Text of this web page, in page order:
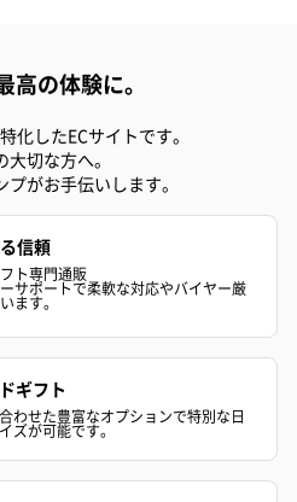
ケ（ブルー）
円）
梱してお届けいたします。ギフト
高の体験に。
化したECサイトです。
大切な方へ。
がお手伝いします。
信頼
ト専門通販
サポートで柔軟な対応やバイヤー厳
ます。
ギフト
わせた豊富なオプションで特別な日
ズが可能です。